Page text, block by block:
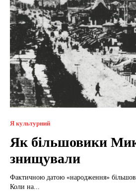
Я культурний
Як більшовики
знищували
Фактичною датою «народження»
Коли на...